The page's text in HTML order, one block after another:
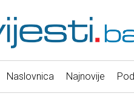
Naslovnica Najnovije